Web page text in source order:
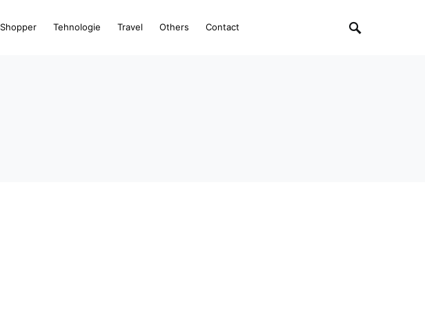
Shopper Tehnologie Travel Others Contact